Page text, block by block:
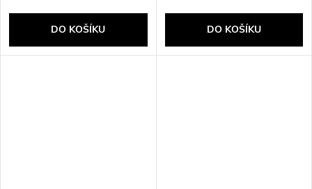
DO KOŠÍKU DO KOŠÍKU